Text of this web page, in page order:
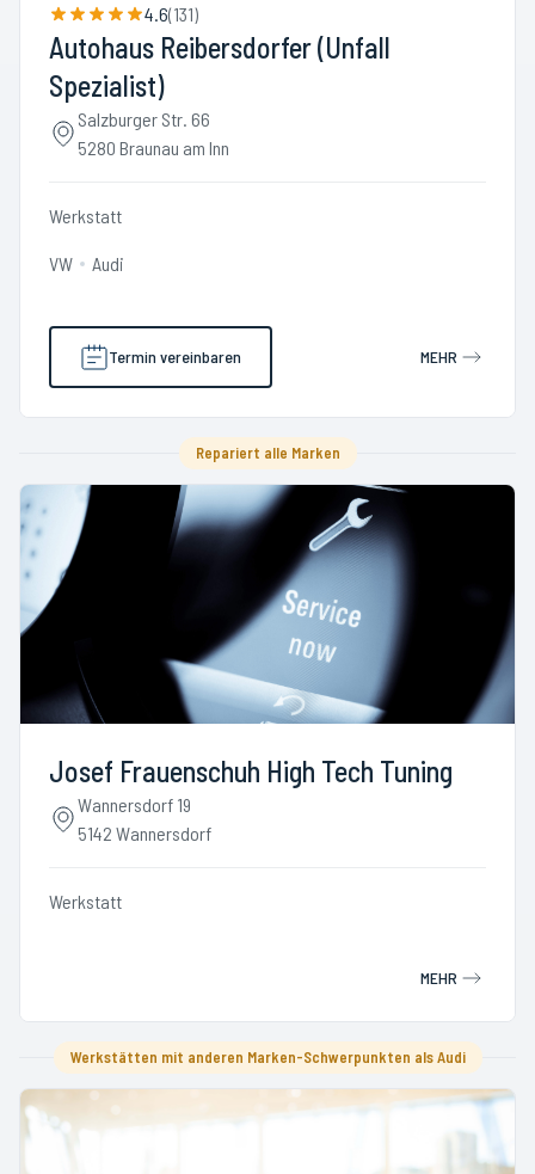
4.6(131)
Autohaus Reibersdorfer (Unfall
Spezialist)
Salzburger Str. 66
5280 Braunau am Inn
Werkstatt
VW Audi
Termin vereinbaren MEHR
Repariert alle Marken
Josef Frauenschuh High Tech Tuning
Wannersdorf 19
5142 Wannersdorf
Werkstatt
MEHR
Werkstätten mit anderen Marken-Schwerpunkten als Audi